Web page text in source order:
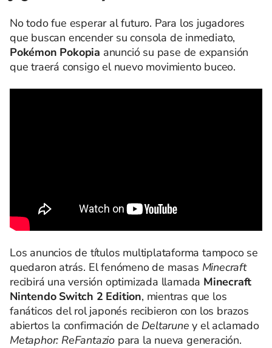
No todo fue esperar al futuro. Para los jugadores
que buscan encender su consola de inmediato,
Pokémon Pokopia anunció su pase de expansión
que traerá consigo el nuevo movimiento buceo.
Los anuncios de títulos multiplataforma tampoco se
quedaron atrás. El fenómeno de masas Minecraft
recibirá una versión optimizada llamada Minecraft
Nintendo Switch 2 Edition, mientras que los
fanáticos del rol japonés recibieron con los brazos
abiertos la confirmación de Deltarune y el aclamado
Metaphor: ReFantazio para la nueva generación.